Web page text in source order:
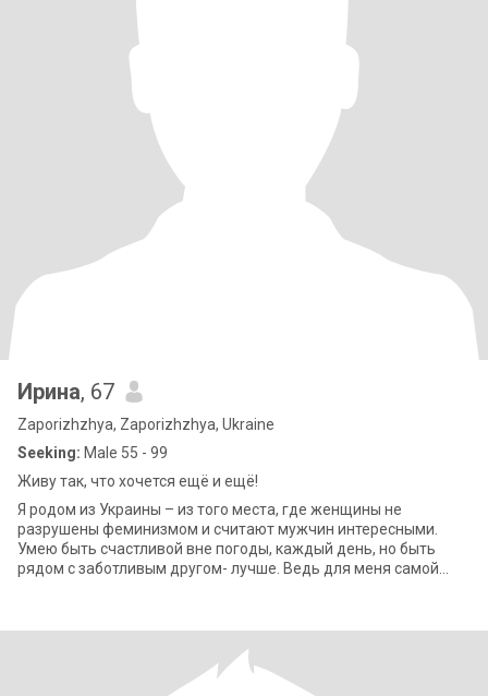
Ирина, 67
Zaporizhzhya, Zaporizhzhya, Ukraine
Seeking: Male 55 - 99
Живу так, что хочется ещё и ещё!
Я родом из Украины – из того места, где женщины не
разрушены феминизмом и считают мужчин интересными.
Умею быть счастливой вне погоды, каждый день, но быть
рядом с заботливым другом- лучше. Ведь для меня самой